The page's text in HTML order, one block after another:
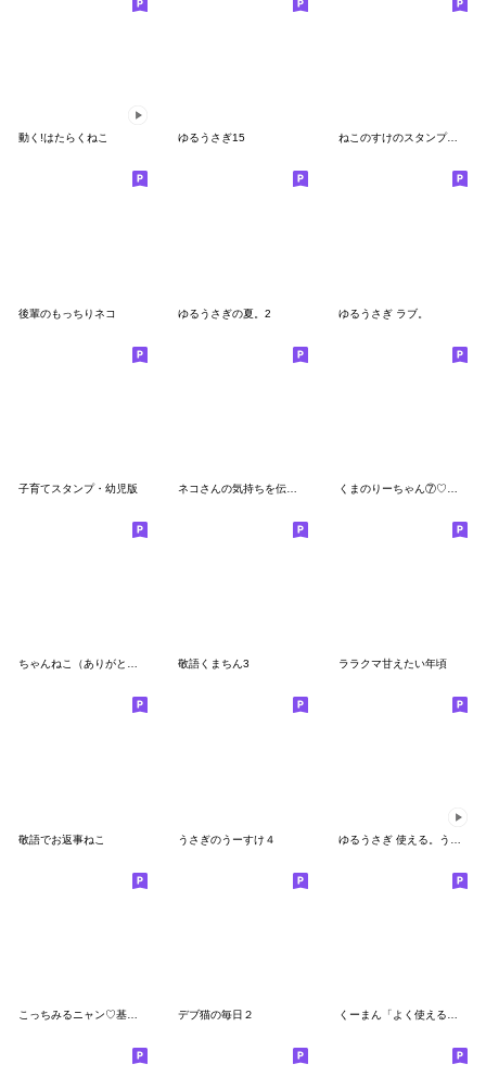
動く!はたらくねこ ゆるうさぎ15 ねこのすけのスタンプ（家族連絡用）
後輩のもっちりネコ ゆるうさぎの夏。2 ゆるうさぎ ラブ。
子育てスタンプ・幼児版
ちゃんねこ（ありがとう） 敬語くまちん3 ララクマ甘えたい年頃
敬語でお返事ねこ うさぎのうーすけ４
デブ猫の毎日２